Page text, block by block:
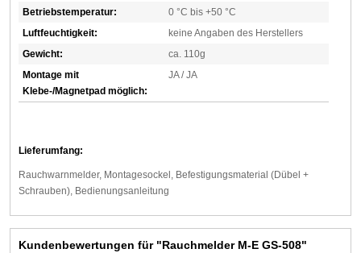
Betriebstemperatur:
0 °C bis +50 °C
Luftfeuchtigkeit:
keine Angaben des Herstellers
Gewicht:
ca. 110g
Montage mit
Klebe-/Magnetpad möglich:
JA / JA
Lieferumfang:
Rauchwarnmelder, Montagesockel, Befestigungsmaterial (Dübel +
Schrauben), Bedienungsanleitung
Kundenbewertungen für "Rauchmelder M-E GS-508"